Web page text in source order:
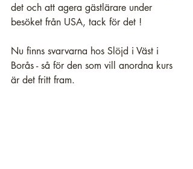
det och att agera gästlärare under
besöket från USA, tack för det !
Nu finns svarvarna hos Slöjd i Väst i
Borås - så för den som vill anordna kurs
är det fritt fram.